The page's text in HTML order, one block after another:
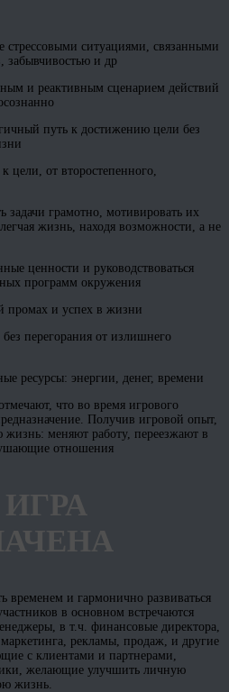
стрессовыми ситуациями, связанными
забывчивостью и др
и реактивным сценарием действий
путь к достижению цели без
цели, от второстепенного,
задачи грамотно, мотивировать их
жизнь, находя возможности, а не
ценности и руководствоваться
программ окружения
промах и успех в жизни
перегорания от излишнего
ресурсы: энергии, денег, времени
что во время игрового
Получив игровой опыт,
жизнь: меняют работу, переезжают в
отношения
временем и гармонично развиваться
в основном встречаются
в т.ч. финансовые директора,
рекламы, продаж, и другие
с клиентами и партнерами,
желающие улучшить личную
жизнь.